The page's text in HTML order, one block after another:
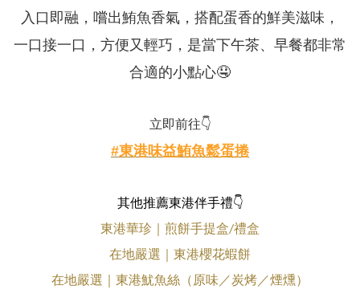
入口即融，嚐出鮪魚香氣，搭配蛋香的鮮美滋味，
一口接一口，方便又輕巧，是當下午茶、早餐都非常
合適的小點心🤤
立即前往👇
#東港味益鮪魚鬆蛋捲
其他推薦東港伴手禮👇
東港華珍｜煎餅手提盒/禮盒
在地嚴選｜東港櫻花蝦餅
在地嚴選｜東港魷魚絲（原味／炭烤／煙燻）